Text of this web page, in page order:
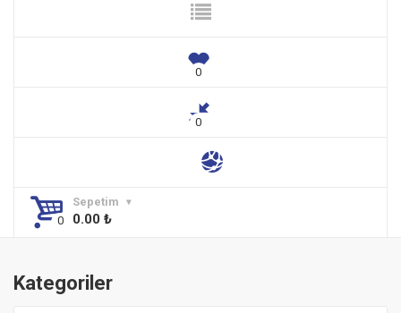
Sepetim
0.00 ₺
Kategoriler